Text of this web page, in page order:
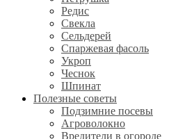
Редис
Свекла
Сельдерей
Спаржевая фасоль
Укроп
Чеснок
Шпинат
Полезные советы
Подзимние посевы
Агроволокно
Вредители в огороде